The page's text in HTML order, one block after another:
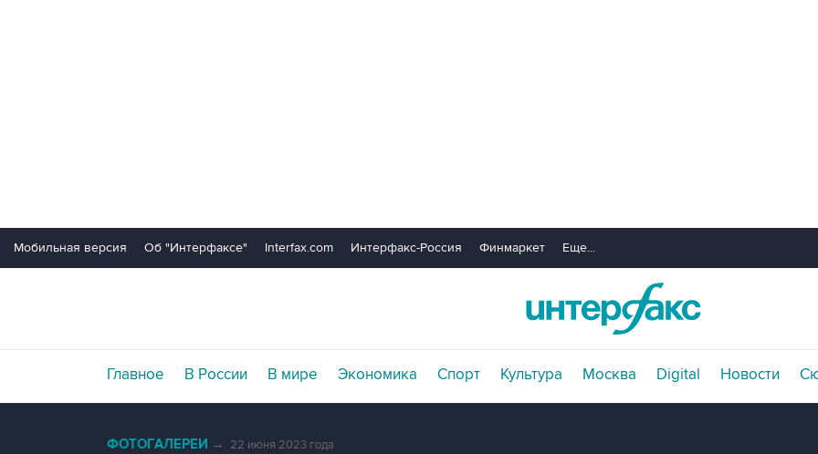
Мобильная версия Об "Интерфаксе" Interfax.com Интерфакс-Россия Финмаркет Еще...
Главное В России В мире Экономика Спорт Культура Москва Digital Новости
ФОТОГАЛЕРЕИ → 22 июня 2023 года